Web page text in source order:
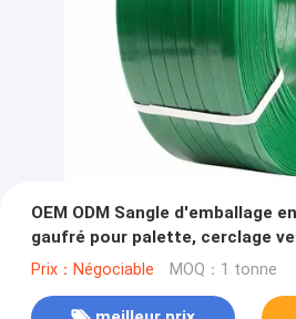
OEM ODM Sangle d'emballage
gaufré pour palette, cerclage
Prix：Négociable MOQ：1 tonne